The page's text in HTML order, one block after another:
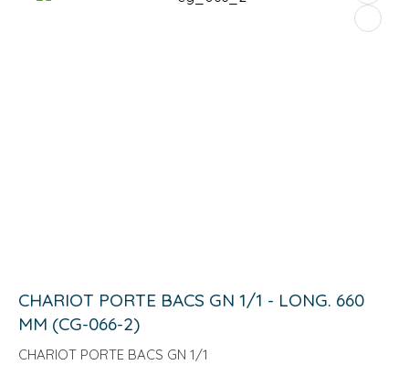
CHARIOT PORTE BACS GN 1/1 - LONG. 660
MM (CG-066-2)
CHARIOT PORTE BACS GN 1/1